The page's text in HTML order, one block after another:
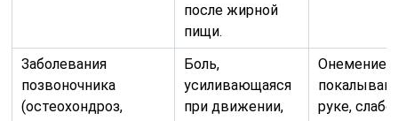
после жирной
пищи.
Заболевания
позвоночника
(остеохондроз,
Боль,
усиливающаяся
при движении,
Онемение,
руке,